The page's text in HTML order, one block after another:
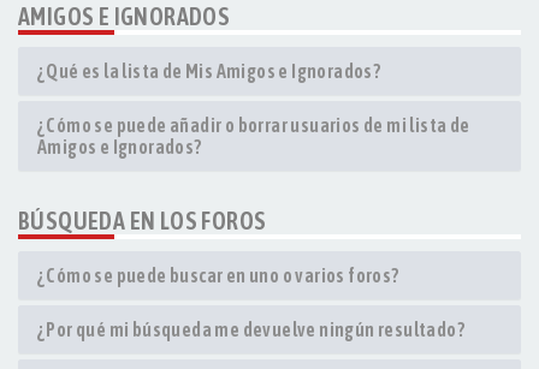
AMIGOS E IGNORADOS
¿Qué es la lista de Mis Amigos e Ignorados?
¿Cómo se puede añadir o borrar usuarios de mi lista de
Amigos e Ignorados?
BÚSQUEDA EN LOS FOROS
¿Cómo se puede buscar en uno o varios foros?
¿Por qué mi búsqueda me devuelve ningún resultado?